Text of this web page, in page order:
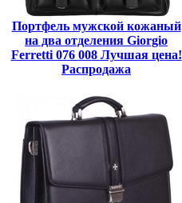
Портфель мужской кожаный
на два отделения Giorgio
Ferretti 076 008 Лучшая цена!
Распродажа